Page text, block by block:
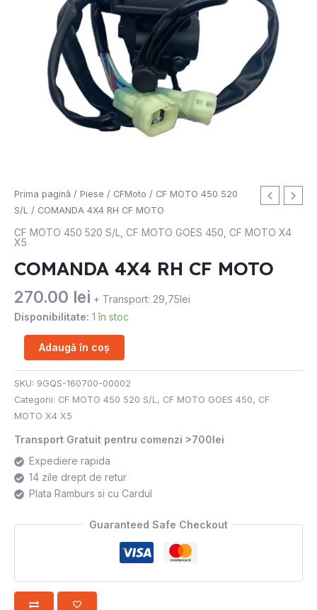
Prima pagină / Piese / CFMoto / CF MOTO 450 520
S/L / COMANDA 4X4 RH CF MOTO
CF MOTO 450 520 S/L CF MOTO GOES 450 CF MOTO X4
X5
COMANDA 4X4 RH CF MOTO
270.00 lei + Transport: 29,75lei
Disponibilitate: 1 în stoc
Cantitate
COMANDA
4X4
RH
MOTO
Adaugă în coș
SKU: 9GQS-160700-00002
Categorii: CF MOTO 450 520 S/L , CF MOTO GOES 450, CF
MOTO X4 X5
Transport Gratuit pentru comenzi >700lei
Expediere rapida
14 zile drept de retur
Plata Ramburs si cu Cardul
Guaranteed Safe Checkout